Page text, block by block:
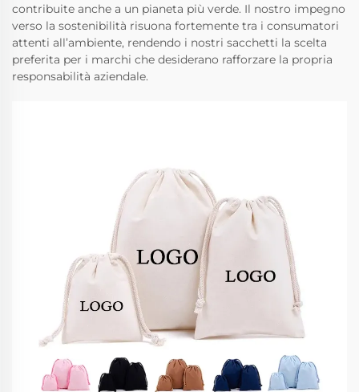
contribuite anche a un pianeta più verde. Il nostro impegno
verso la sostenibilità risuona fortemente tra i consumatori
attenti all’ambiente, rendendo i nostri sacchetti la scelta
preferita per i marchi che desiderano rafforzare la propria
responsabilità aziendale.